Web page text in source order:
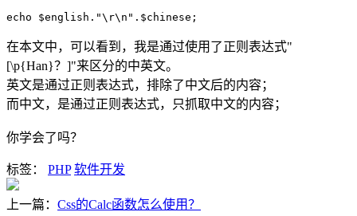
echo $english."\r\n".$chinese;
在本文中，可以看到，我是通过使用了正则表达式"
[\p{Han}？]"来区分的中英文。
英文是通过正则表达式，排除了中文后的内容；
而中文，是通过正则表达式，只抓取中文的内容；
你学会了吗？
标签： PHP 软件开发
上一篇： Css的Calc函数怎么使用？